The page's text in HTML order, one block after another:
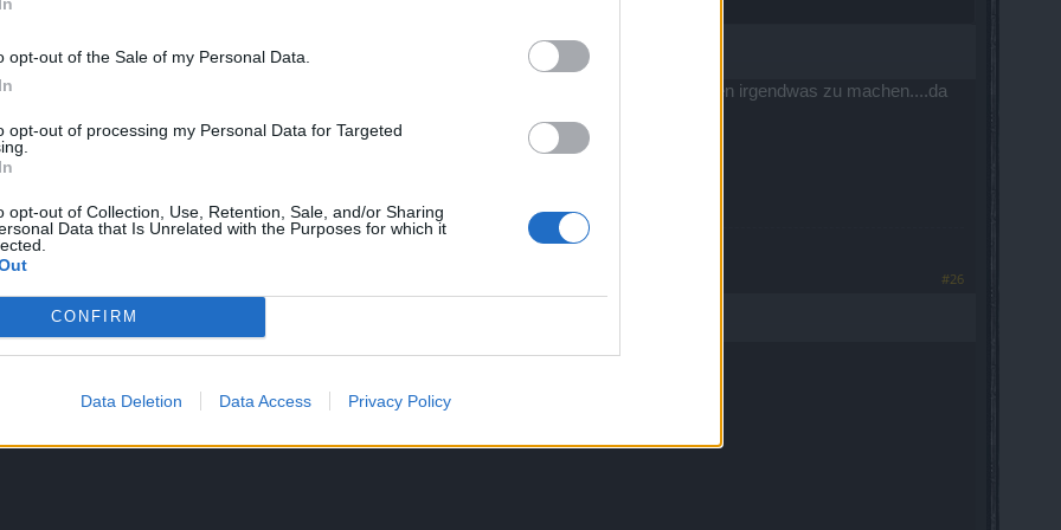
opt-out of the Sale of my Personal Data.
opt-out of processing my Personal Data for Targeted
opt-out of Collection, Use, Retention, Sale, and/or Sharing
Data that Is Unrelated with the Purposes for which it
CONFIRM
Data Deletion Data Access Privacy Policy
kannst das nicht, es sei denn du machst dir im Vorfeld die mühe mal nen paar runden irgendwas zu machen....da
oder nicht
sagen und dann letztendlich haben ne andere
nur merkt man das schon ^^ ....halt dann mal an und guck was da so an damage kommt
#26
auf die erste Seite kommen
es werden immer Spieler inaktiv und machen Platz frei.
kommt man an uns nicht vorbei.